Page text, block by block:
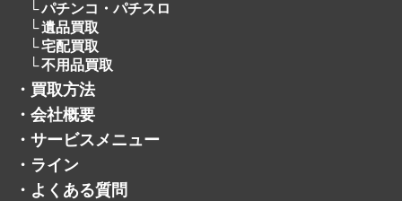
パチンコ・パチスロ
遺品買取
宅配買取
不用品買取
・ 買取方法
・ 会社概要
・ サービスメニュー
・ ライン
・ よくある質問